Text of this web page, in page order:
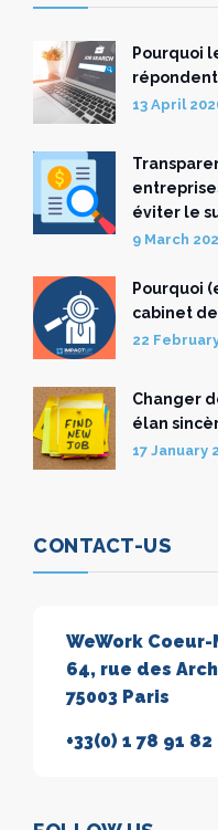
Pourquoi
répondent
13 April
éviter le
9 March
Pourquoi
cabinet
22
Changer
élan
17 January
CONTACT-US
WeWork Coeur-
64, rue des
75003 Paris
+33(0) 1 78 91 82